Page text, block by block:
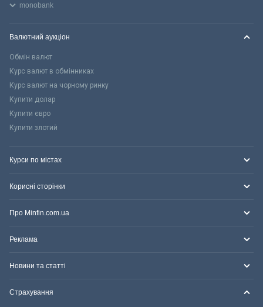
monobank
Валютний аукціон
Обмін валют
Курс валют в обмінниках
Курс валют на чорному ринку
Купити долар
Купити євро
Купити злотий
Курси по містах
Корисні сторінки
Про Minfin.com.ua
Реклама
Новини та статті
Страхування